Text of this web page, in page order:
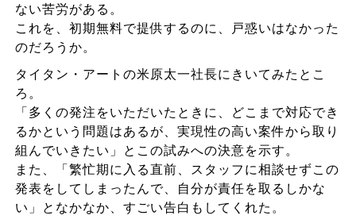
ない苦労がある。
これを、初期無料で提供するのに、戸惑いはなかった
のだろうか。
タイタン・アートの米原太一社長にきいてみたとこ
ろ。
「多くの発注をいただいたときに、どこまで対応でき
るかという問題はあるが、実現性の高い案件から取り
組んでいきたい」とこの試みへの決意を示す。
また、「繁忙期に入る直前、スタッフに相談せずこの
発表をしてしまったんで、自分が責任を取るしかな
い」となかなか、すごい告白もしてくれた。